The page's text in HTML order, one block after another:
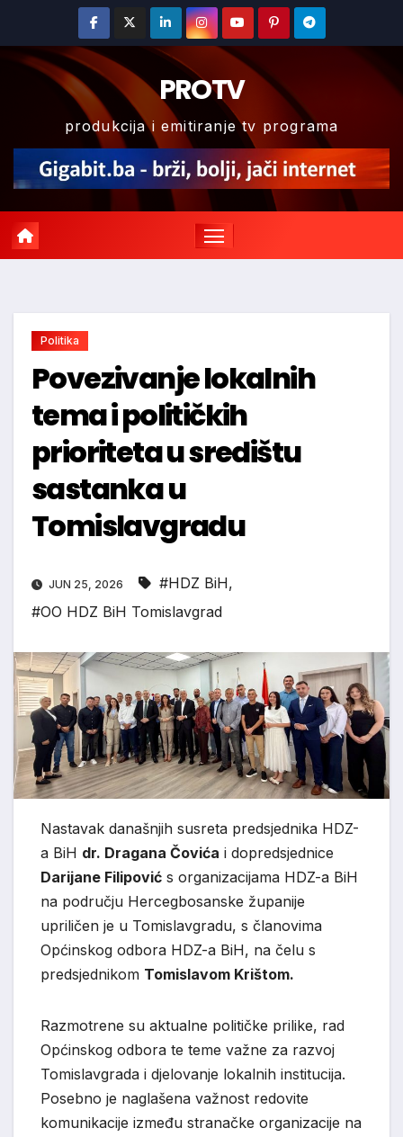
content
PROTV
produkcija i emitiranje tv programa
Politika
Povezivanje lokalnih
tema i političkih
prioriteta u središtu
sastanka u
Tomislavgradu
JUN 25, 2026 #HDZ BiH,
#OO HDZ BiH Tomislavgrad
Nastavak današnjih susreta predsjednika HDZ-
a BiH dr. Dragana Čovića i dopredsjednice
Darijane Filipović s organizacijama HDZ-a BiH
na području Hercegbosanske županije
upriličen je u Tomislavgradu, s članovima
Općinskog odbora HDZ-a BiH, na čelu s
predsjednikom Tomislavom Krištom.
Razmotrene su aktualne političke prilike, rad
Općinskog odbora te teme važne za razvoj
Tomislavgrada i djelovanje lokalnih institucija.
Posebno je naglašena važnost redovite
komunikacije između stranačke organizacije na